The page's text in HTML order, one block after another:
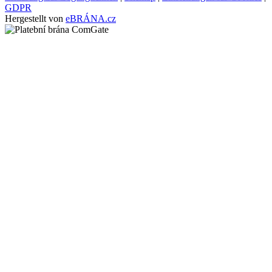
GDPR
Hergestellt von eBRÁNA.cz